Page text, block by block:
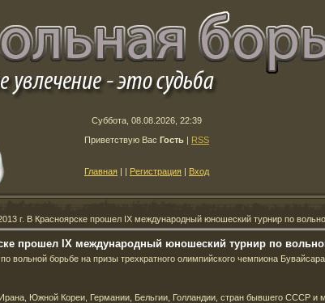
Суббота, 08.08.2026, 22:39
Приветствую Вас Гость | RSS
Главная | | Регистрация | Вход
г. В Красноярске прошел IX международный юношеский турнир по
прошел IX международный юношеский турнир по
вольной борьбе на призы трехкратного олимпийского чемпиона
Южной Кореи, Германии, Бельгии, Голландии, стран бывшего СССР и